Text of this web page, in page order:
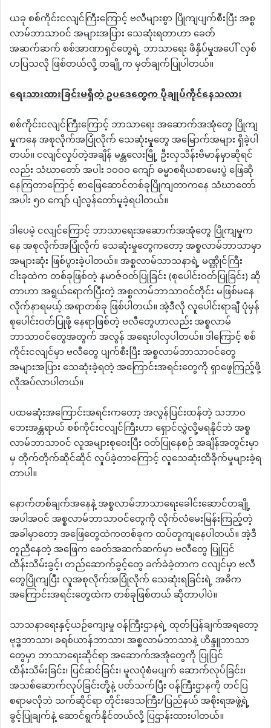
ယခု စစ်ကိုင်းငလျင်ကြီးကြောင့် ဗလီများစွာ ပြိုကျပျက်စီးပြီး အစ္စ
လာမ်ဘာသာဝင် အများအပြား သေဆုံးရတာဟာ ခေတ်
အဆက်ဆက် စစ်အာဏာရှင်တွေရဲ့ ဘာသာရေး ဖိနှိပ်မှုအပေါ် လှစ်
ဟပြသလို ဖြစ်တယ်လို့ တချို့က မှတ်ချက်ပြုပါတယ်။
ရေးသားထားခြင်းမရှိတဲ့ဥပဒေတွေကပိုချုပ်ကိုင်နေသလား
စစ်ကိုင်းငလျင်ကြီးကြောင့် ဘာသာရေး အဆောက်အအုံတွေ ပြိုကျ
မှုကနေ အစုလိုက်အပြုံလိုက် သေဆုံးမှုတွေ အမြောက်အများ ရှိခဲ့ပါ
တယ်။ ငလျင်လှုပ်တဲ့အချိန် မန္တလေးမြို့ ဦးလှသိန်းဗိမာန်မှာဆိုရင်
လည်း သံဃာတော် အပါး ၁၀၀၀ ကျော် ဓမ္မာစရိယစာမေးပွဲ ဖြေဆို
နေကြတာကြောင့် စာဖြေဆောင်တစ်ခုပြိုကျတာကနေ သံဃာတော်
အပါး ၅၀ ကျော် ပျံလွန်တော်မူခဲ့ရပါတယ်။
ဒါပေမဲ့ ငလျင်ကြောင့် ဘာသာရေးအဆောက်အအုံတွေ ပြိုကျမှုက
နေ အစုလိုက်အပြုံလိုက် သေဆုံးမှုတွေကတော့ အစ္စလာမ်ဘာသာမှာ
အများဆုံး ဖြစ်ပွားခဲ့ပါတယ်။ အစ္စလာမ်သာသနာရဲ့ မဏ္ဌိုင်ကြီး
ငါးခုထဲက တစ်ခုဖြစ်တဲ့ နမာဇ်ဝတ်ပြုခြင်း (စုပေါင်းဝတ်ပြုခြင်း) ဆို
တာဟာ အရွယ်ရောက်ပြီးတဲ့ အစ္စလာမ်ဘာသာဝင်တိုင်း မဖြစ်မနေ
လိုက်နာရမယ့် အရာတစ်ခု ဖြစ်ပါတယ်။ အဲ့ဒီလို လူပေါင်းရာချီ ပုံမှန်
စုပေါင်းဝတ်ပြုဖို့ နေရာဖြစ်တဲ့ ဗလီတွေဟာလည်း အစ္စလာမ်
ဘာသာဝင်တွေအတွက် အလွန် အရေးပါလှပါတယ်။ ဒါကြောင့် စစ်
ကိုင်းငလျင်မှာ ဗလီတွေ ပျက်စီးပြီး အစ္စလာမ်ဘာသာဝင်တွေ
အများအပြား သေ‌ဆုံးခဲ့ရတဲ့ အကြောင်းအရင်းတွေကို ရှာဖွေကြည့်ဖို့
လိုအပ်လာပါတယ်။
ပထမဆုံးအကြောင်းအရင်းကတော့ အလွန်ပြင်းထန်တဲ့ သဘာဝ
ဘေးအန္တရာယ် စစ်ကိုင်းငလျင်ကြီးဟာ ရှောင်လွှဲလို့မရနိုင်ဘဲ အစ္စ
လာမ်ဘာသာဝင် လူအများစုဝေးပြီး ဝတ်ပြုနေစဉ် အချိန်အတွင်းမှာ
မှ တိုက်တိုက်ဆိုင်ဆိုင် လှုပ်ခဲ့တာကြောင့် ‌လူသေဆုံးထိခိုက်မှုများခဲ့ရ
တာပါ။
နောက်တစ်ချက်အနေနဲ့ အစ္စလာမ်ဘာသာရေးခေါင်း‌ဆောင်တချို့
အပါအဝင် အစ္စလာမ်ဘာသာဝင်တွေကို လိုက်လံမေးမြန်းကြည့်တဲ့
အခါမှာတော့ အဖြေတွေထဲကတစ်ခုက ထပ်တူကျနေပါတယ်။ အဲ့ဒီ
တူညီနေတဲ့ အဖြေက ခေတ်အဆက်ဆက်မှာ ဗလီတွေ ပြုပြင်
ထိန်းသိမ်းခွင့်၊ တည်ဆောက်ခွင့်တွေ ခက်ခဲခဲ့တာက ငလျင်မှာ ဗလီ
တွေပြိုကျပြီး လူအစုလိုက်အပြုံလိုက် သေဆုံးရခြင်းရဲ့ အဓိက
အကြောင်းအရင်းတွေထဲက တစ်ခုဖြစ်တယ် ဆိုတာပါပဲ။
သာသနာရေးနှင့်ယဉ်ကျေးမှု ဝန်ကြီးဌာနရဲ့ ထုတ်ပြန်ချက်အရတော့
ဗုဒ္ဓဘာသာ၊ ခရစ်ယာန်ဘာသာ၊ အစ္စလာမ်ဘာသာနဲ့ ဟိန္ဒူဘာသာ
တွေမှာ ဘာသာရေးဆိုင်ရာ အဆောက်အအုံတွေကို ပြုပြင်
ထိန်းသိမ်းခြင်း၊ ပြင်ဆင်ခြင်း၊ မူလပုံစံမပျက် ဆောက်လုပ်ခြင်း၊
အသစ်ဆောက်လုပ်ခြင်းတို့နဲ့ ပတ်သက်ပြီး ဝန်ကြီးဌာနကို တင်ပြ
စရာမလိုဘဲ သက်ဆိုင်ရာ တိုင်းဒေသကြီး/ပြည်နယ် အစိုးရအဖွဲ့ရဲ့
ခွင့်ပြုချက်နဲ့ ဆောင်ရွက်နိုင်တယ်လို့ ပြဌာန်းထားပါတယ်။